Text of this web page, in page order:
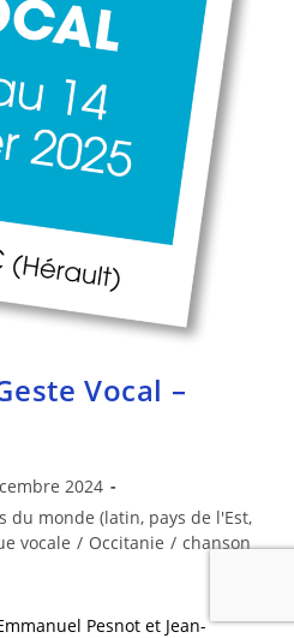
Vocal –
2024
du monde (latin, pays de l'Est,
vocale / Occitanie / chanson
Pesnot et Jean-